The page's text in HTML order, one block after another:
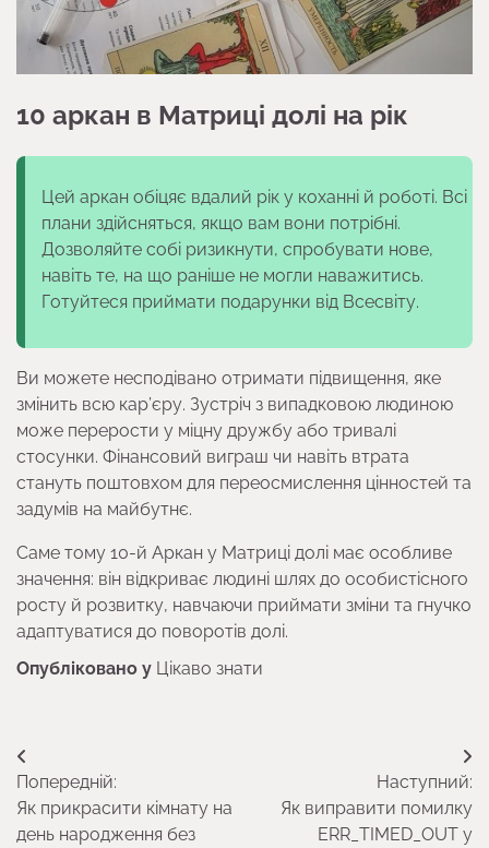
10 аркан в Матриці долі на рік
Цей аркан обіцяє вдалий рік у коханні й роботі. Всі
плани здійсняться, якщо вам вони потрібні.
Дозволяйте собі ризикнути, спробувати нове,
навіть те, на що раніше не могли наважитись.
Готуйтеся приймати подарунки від Всесвіту.
Ви можете несподівано отримати підвищення, яке
змінить всю кар’єру. Зустріч з випадковою людиною
може перерости у міцну дружбу або тривалі
стосунки. Фінансовий виграш чи навіть втрата
стануть поштовхом для переосмислення цінностей та
задумів на майбутнє.
Саме тому 10-й Аркан у Матриці долі має особливе
значення: він відкриває людині шлях до особистісного
росту й розвитку, навчаючи приймати зміни та гнучко
адаптуватися до поворотів долі.
Опубліковано у Цікаво знати
Навігація
записів
Попередній:
Як прикрасити кімнату на
день народження без
Наступний:
Як виправити помилку
ERR_TIMED_OUT у